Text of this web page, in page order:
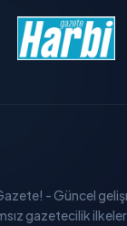
- Güncel
gazetecilik